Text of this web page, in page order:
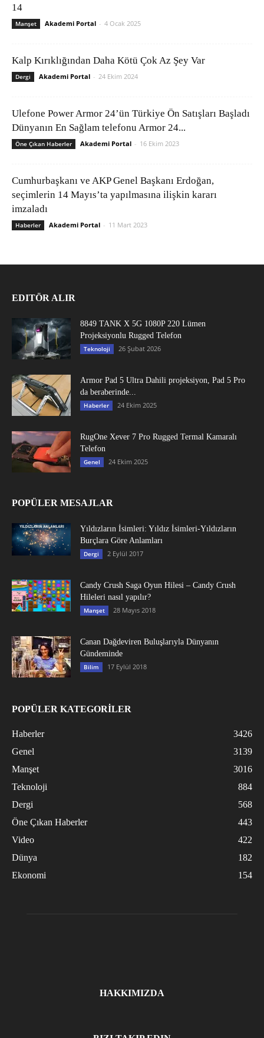
14
Manşet Akademi Portal - 4 Ocak 2025
Kalp Kırıklığından Daha Kötü Çok Az Şey Var
Dergi Akademi Portal - 24 Ekim 2024
Ulefone Power Armor 24’ün Türkiye Ön Satışları Başladı
Dünyanın En Sağlam telefonu Armor 24...
Öne Çıkan Haberler Akademi Portal - 16 Ekim 2023
Cumhurbaşkanı ve AKP Genel Başkanı Erdoğan,
seçimlerin 14 Mayıs’ta yapılmasına ilişkin kararı
imzaladı
Haberler Akademi Portal - 11 Mart 2023
EDITÖR ALIR
8849 TANK X 5G 1080P 220 Lümen
Projeksiyonlu Rugged Telefon
Teknoloji 26 Şubat 2026
Armor Pad 5 Ultra Dahili projeksiyon, Pad 5 Pro
da beraberinde...
Haberler 24 Ekim 2025
RugOne Xever 7 Pro Rugged Termal Kamaralı
Telefon
Genel 24 Ekim 2025
POPÜLER MESAJLAR
Yıldızların İsimleri: Yıldız İsimleri-Yıldızların
Burçlara Göre Anlamları
Dergi 2 Eylül 2017
Candy Crush Saga Oyun Hilesi – Candy Crush
Hileleri nasıl yapılır?
Manşet 28 Mayıs 2018
Canan Dağdeviren Buluşlarıyla Dünyanın
Gündeminde
Bilim 17 Eylül 2018
POPÜLER KATEGORİLER
Haberler
3426
Genel
3139
Manşet
3016
Teknoloji
884
Dergi
568
Öne Çıkan Haberler
443
Video
422
Dünya
182
Ekonomi
154
HAKKIMIZDA